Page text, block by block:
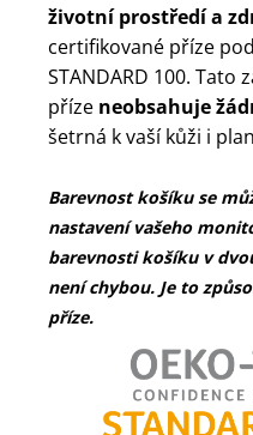
životní prostředí a
certifikované příze
STANDARD 100. Tato
příze neobsahuje
šetrná k vaší kůži i
Barevnost košíku se
nastavení vašeho
barevnosti košíku v
není chybou. Je to
příze.